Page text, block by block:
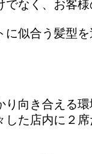
でなく、お客
に似合う髪型
り向き合える
した店内に２